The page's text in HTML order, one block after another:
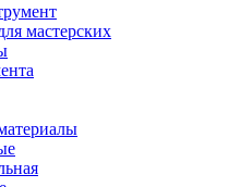
мастерских